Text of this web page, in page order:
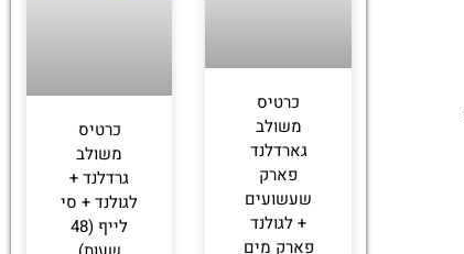
כרטיס
משולב
גארדלנד
פארק
שעשועים
+ לגולנד
פארק מים
כרטיס
משולב
גרדלנד +
לגולנד + סי
לייף (48